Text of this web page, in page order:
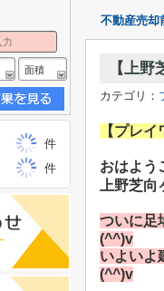
不動産売却
【上
カテゴリ：
【プレ
おはよう
上野芝
ついに足
(^^)v
いよいよ
(^^)v
面積
件
件